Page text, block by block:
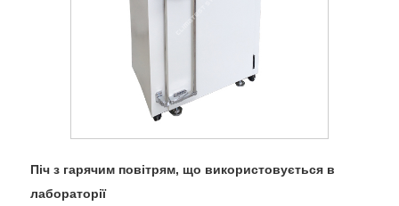
Піч з гарячим повітрям, що використовується в
лабораторії